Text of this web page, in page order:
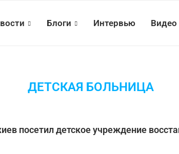
Блоги Интервью Видео
ДЕТСКАЯ БОЛЬНИЦА
посетил детское учреждение